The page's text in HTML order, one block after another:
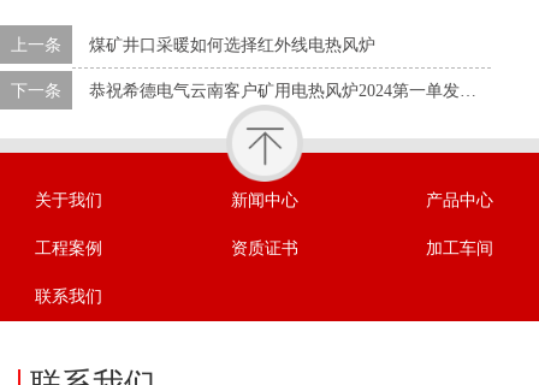
上一条 煤矿井口采暖如何选择红外线电热风炉
下一条 恭祝希德电气云南客户矿用电热风炉2024第一单发货成功
关于我们 新闻中心 产品中心
工程案例 资质证书 加工车间
联系我们